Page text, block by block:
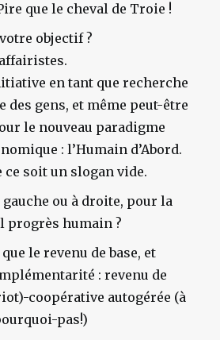
que le cheval de Troie !
objectif ?
en tant que recherche
des gens, et même peut-être
le nouveau paradigme
: l’Humain d’Abord.
ce soit un slogan vide.
ou à droite, pour la
progrès humain ?
le revenu de base, et
: revenu de
coopérative autogérée (à
pas!)